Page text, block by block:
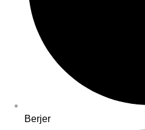
Berjer